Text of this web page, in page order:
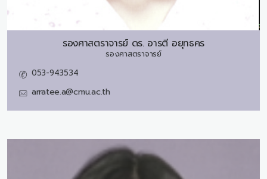
รองศาสตราจารย์ ดร. อารตี อยุทธคร
รองศาสตราจารย์
053-943534
arratee.a@cmu.ac.th